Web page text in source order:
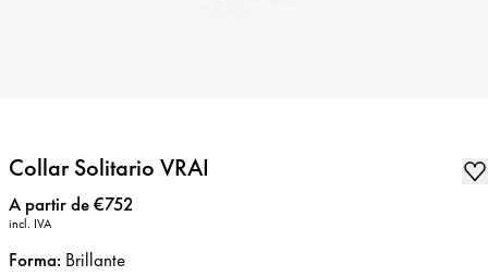
Collar Solitario VRAI
Precio:
A partir de €752
incl. IVA
Forma: Brillante